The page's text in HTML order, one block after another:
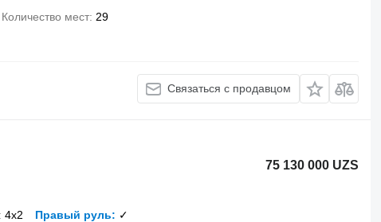
Количество мест 29
Связаться с продавцом
75 130 000 UZS
4x2 Правый руль ✓